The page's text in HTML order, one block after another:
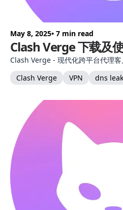
May 8, 2025• 7 min read
Clash Verge 下载及
Clash Verge - 现代化跨平台代理
Clash Verge
VPN dns leak